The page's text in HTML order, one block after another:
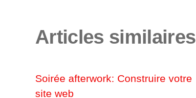
Articles similaires
Soirée afterwork: Construire votre
site web